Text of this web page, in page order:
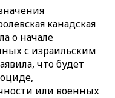
канадская
о начале
с израильским
что будет
или военных